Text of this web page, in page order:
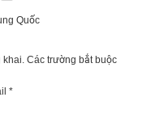
Quốc
khai. Các trường bắt buộc
*